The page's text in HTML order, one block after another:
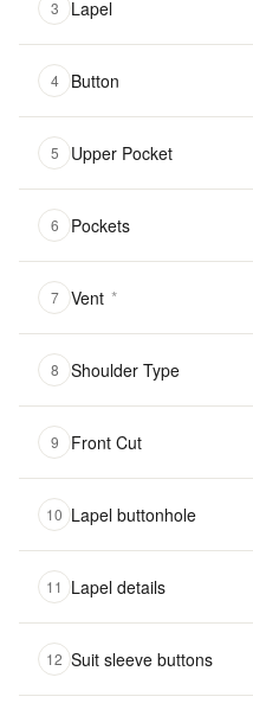
3 Lapel
4 Button
5 Upper Pocket
6 Pockets
7 Vent *
8 Shoulder Type
9 Front Cut
10 Lapel buttonhole
11 Lapel details
12 Suit sleeve buttons